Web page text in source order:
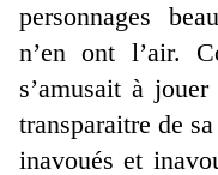
personnages
n’en ont l’air.
s’amusait à
transparaitre de
inavoués et